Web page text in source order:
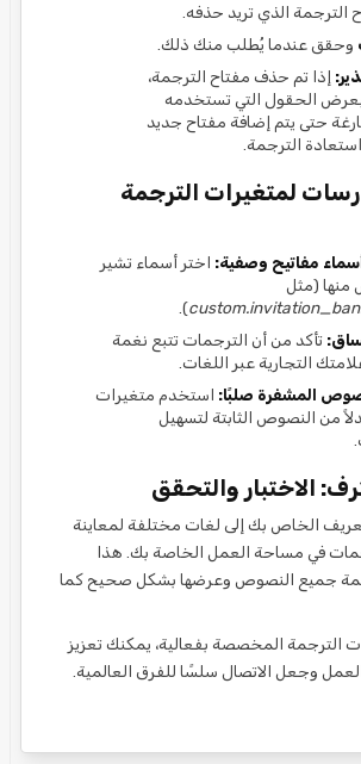
الترجمة الذي تريد حذفه.
وحقق عندما يُطلب منك ذلك.
إذا تم حذف مفتاح الترجمة،
الحقول التي تستخدمه
حتى يتم إضافة مفتاح جديد
الترجمة.
لمتغيرات الترجمة
مفاتيح وصفية: اختر أسماء تشير
منها (مثل
).
تأكد من أن الترجمات تتبع نغمة
التجارية عبر اللغات.
المشفرة صلبًا: استخدم متغيرات
من النصوص الثابتة لتسهيل
الاختبار والتحقق
الخاص بك إلى لغات مختلفة لمعاينة
في مساحة العمل الخاصة بك. هذا
جميع النصوص وعرضها بشكل صحيح كما
الترجمة المخصصة بفعالية، يمكنك تعزيز
وجعل الاتصال سلسًا للفرق العالمية.